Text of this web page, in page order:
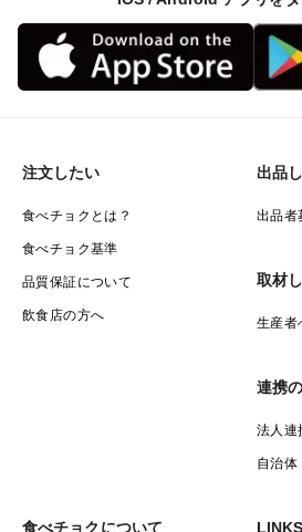
注文したい
食べチョクとは？
食べチョク基準
品質保証について
飲食店の方へ
出品
出品者
取材
生産者
連携
法人連
自治体
食べチョクについて LINKS